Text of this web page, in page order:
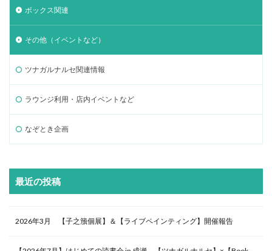
ボックス関連
その他（イベントなど）
ツナガルナルセ関連情報
ラウンジ利用・店内イベントなど
なぞとき企画
最近の投稿
2026年3月 【子之籏個展】＆【ライブペインティング】開催報告